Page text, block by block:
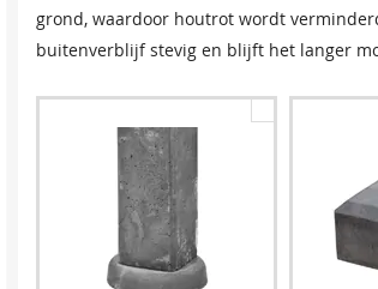
Antraciet
grond, waardoor houtrot wordt
buitenverblijf stevig en blijft het langer